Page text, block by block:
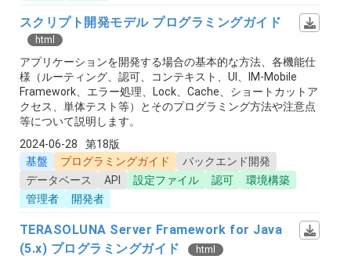
スクリプト開発モデル プログラミングガイド
html
アプリケーションを開発する場合の基本的な方法、各機能仕
様（ルーティング、認可、コンテキスト、UI、IM-Mobile
Framework、エラー処理、Lock、Cache、ショートカットア
クセス、単体テスト等）とそのプログラミング方法や注意点
等について説明します。
2024-06-28
第18版
基盤
プログラミングガイド
バックエンド開発
データベース
API 設定ファイル 認可
環境構築
管理者
開発者
TERASOLUNA Server Framework for Java
(5.x) プログラミングガイド
html